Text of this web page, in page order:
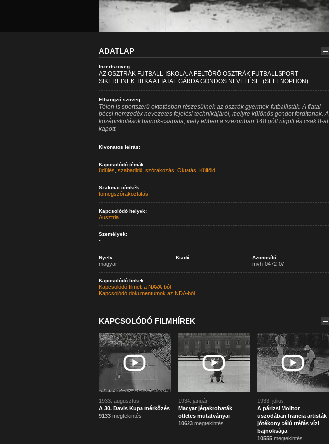
ADATLAP
Inzertszöveg:
AZ OSZTRÁK FUTBALL-ISKOLA. A FELTÖRŐ OSZTRÁK FUTBALLSPORT
SIKEREINEK TITKA A FIATAL GÁRDA GONDOS NEVELÉSE. (SELENOPHON)
Elhangzó szöveg:
Télen is sportszerű oktatásban részesülnek az osztrák gyermek-futballisták. A fiatal
bécsi nemzedék nevezetes fejelési technikájáról, melyre különös gondot fordítanak. A
középiskolások bajnok-csapata, mely ebben a szezonban 148 gólt rúgott és csak 8-at
kapott.
Kivonatos leírás:
Kapcsolódó témák:
üdülés szabadidő, szórakozás Oktatás Külföld
Szakmai címkék:
tömegszórakoztatás
Kapcsolódó helyek:
Ausztria
Személyek:
-
Nyelv:
magyar
Kiadó: Azonosító:
mvh-0472-07
Kapcsolódó linkek
Kapcsolódó filmek a NAVA-ból
Kapcsolódó dokumentumok az NDA-ból
KAPCSOLÓDÓ FILMHÍREK
1933. augusztus
A 30. Davis Kupa mérkőzés
9133megtekintés
1934. január
Magyar jégakrobaták
ötletes mutatványai
10623megtekintés
1933. július
A párizsi Molitor
uszodában francia artisták
jótékony célú tréfás vízi
bajnoksága
10555megtekintés